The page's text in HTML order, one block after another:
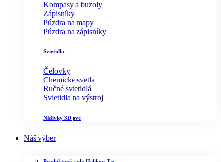
Kompasy a buzoly
Zápisníky
Púzdra na mapy
Púzdra na zápisníky
Svietidla
Čelovky
Chemické svetla
Ručné svietidlá
Svietidla na výstroj
Nášivky 3D pvc
Náš výber